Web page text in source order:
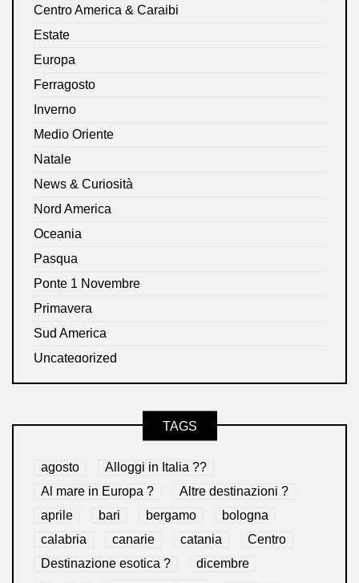
Centro America & Caraibi
Estate
Europa
Ferragosto
Inverno
Medio Oriente
Natale
News & Curiosità
Nord America
Oceania
Pasqua
Ponte 1 Novembre
Primavera
Sud America
Uncategorized
TAGS
agosto
Alloggi in Italia ??
Al mare in Europa ?️
Altre destinazioni ?
aprile
bari bergamo
bologna
calabria
canarie catania
Centro
Destinazione esotica ?
dicembre